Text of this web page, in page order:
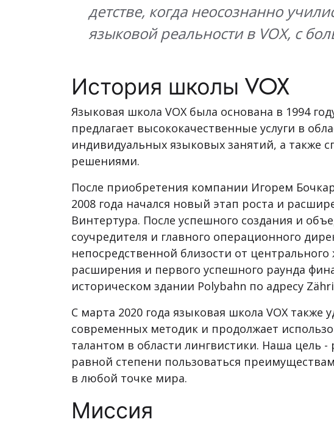
детстве, когда неосознанно
языковой реальности в VOX, с
История школы VOX
Языковая школа VOX была основана в 1994
предлагает высококачественные услуги в
индивидуальных языковых занятий, а
решениями.
После приобретения компании Игорем
2008 года начался новый этап роста и
Винтертура. После успешного создания и
соучредителя и главного операционного
непосредственной близости от
расширения и первого успешного раунда
историческом здании Polybahn по адресу
С марта 2020 года языковая школа VOX
современных методик и продолжает
талантом в области лингвистики. Наша цель
равной степени пользоваться
в любой точке мира.
Миссия